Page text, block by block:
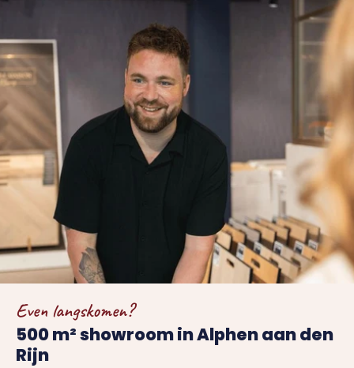
Even langskomen?
500 m² showroom in Alphen aan den
Rijn